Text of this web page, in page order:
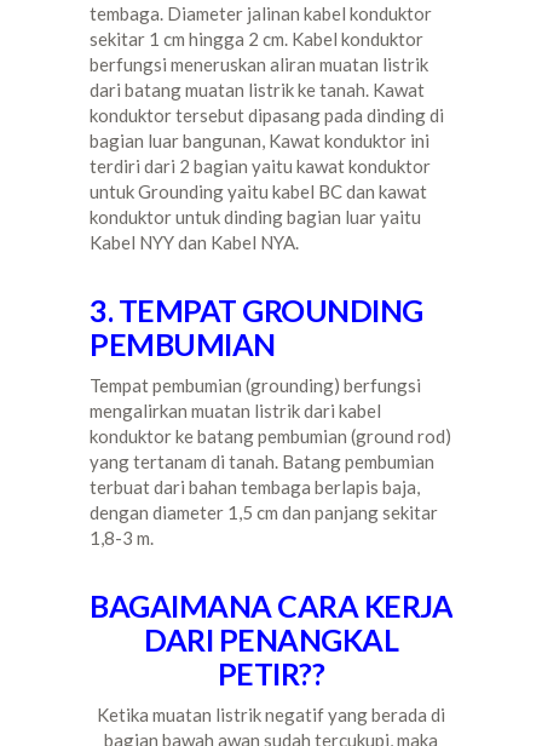
tembaga. Diameter jalinan kabel konduktor
sekitar 1 cm hingga 2 cm. Kabel konduktor
berfungsi meneruskan aliran muatan listrik
dari batang muatan listrik ke tanah. Kawat
konduktor tersebut dipasang pada dinding di
bagian luar bangunan, Kawat konduktor ini
terdiri dari 2 bagian yaitu kawat konduktor
untuk Grounding yaitu kabel BC dan kawat
konduktor untuk dinding bagian luar yaitu
Kabel NYY dan Kabel NYA.
3. TEMPAT GROUNDING
PEMBUMIAN
Tempat pembumian (grounding) berfungsi
mengalirkan muatan listrik dari kabel
konduktor ke batang pembumian (ground rod)
yang tertanam di tanah. Batang pembumian
terbuat dari bahan tembaga berlapis baja,
dengan diameter 1,5 cm dan panjang sekitar
1,8-3 m.
BAGAIMANA CARA KERJA
DARI PENANGKAL
PETIR??
Ketika muatan listrik negatif yang berada di
bagian bawah awan sudah tercukupi, maka